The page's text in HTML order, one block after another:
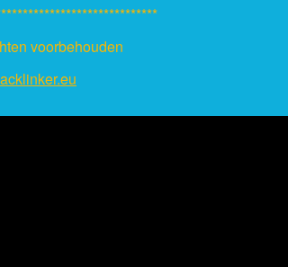
voorbehouden